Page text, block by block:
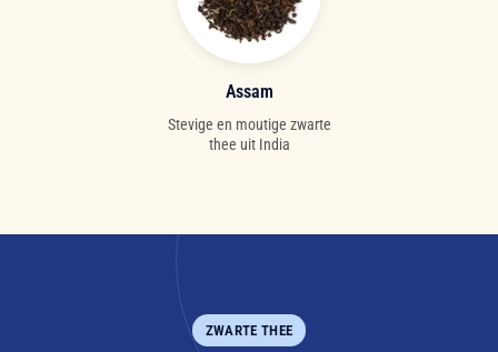
Assam
Stevige en moutige zwarte
thee uit India
ZWARTE THEE